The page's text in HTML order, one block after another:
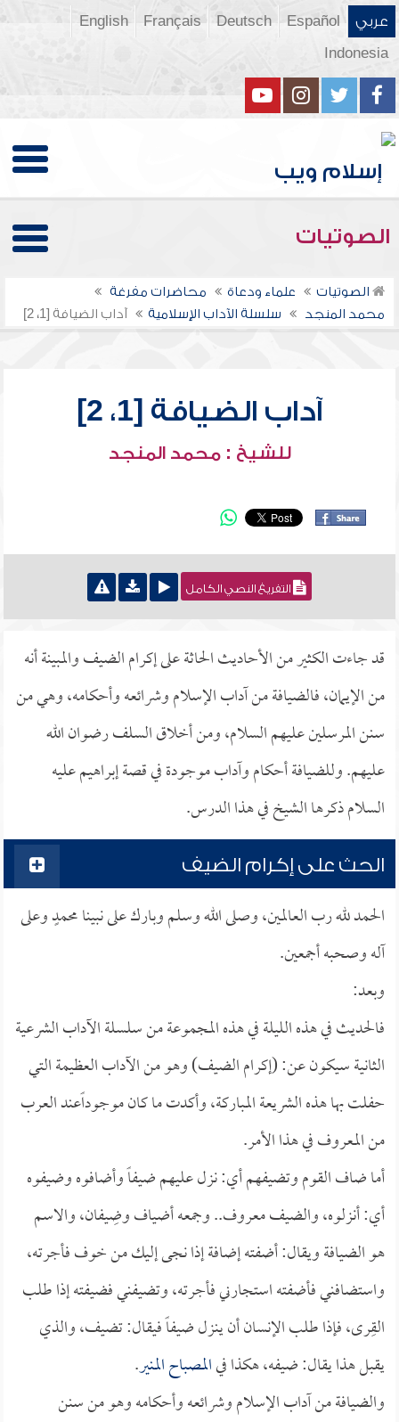
عربي Español
Deutsch
Français
English
Indonesia
الصوتيات
الصوتيات علماء ودعاة
محاضرات مفرغة
محمد المنجد
سلسلة الآداب الإسلامية آداب الضيافة [1، 2]
آداب الضيافة [1، 2]
للشيخ : محمد المنجد
التفريغ النصي الكامل
قد جاءت الكثير من الأحاديث الحاثة على إكرام الضيف والمبينة أنه
من الإيمان، فالضيافة من آداب الإسلام وشرائعه وأحكامه، وهي من
سنن المرسلين عليهم السلام، ومن أخلاق السلف رضوان الله
عليهم. وللضيافة أحكام وآداب موجودة في قصة إبراهيم عليه
السلام ذكرها الشيخ في هذا الدرس.
الحث على إكرام الضيف
الحمد لله رب العالمين، وصلى الله وسلم وبارك على نبينا محمدٍ وعلى
آله وصحبه أجمعين.
وبعد:
فالحديث في هذه الليلة في هذه المجموعة من سلسلة الآداب الشرعية
الثانية سيكون عن: (إكرام الضيف) وهو من الآداب العظيمة التي
حفلت بها هذه الشريعة المباركة، وأكدت ما كان موجوداًعند العرب
من المعروف في هذا الأمر.
أما ضاف القوم وتضيفهم أي: نزل عليهم ضيفاً وأضافوه وضيفوه
أي: أنزلوه، والضيف معروف.. وجمعه أضياف وضِيفان، والاسم
هو الضيافة ويقال: أضفته إضافة إذا نجى إليك من خوف فأجرته،
واستضافني فأضفته استجارني فأجرته، وتضيفني فضيفته إذا طلب
القِرى، فإذا طلب الإنسان أن ينزل ضيفاً فيقال: تضيف، والذي
يقبل هذا يقال: ضيفه، هكذا فيالمصباح المنير.
والضيافة من آداب الإسلام وشرائعه وأحكامه وهو من سنن